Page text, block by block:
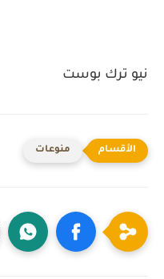
نيو ترك بوست
منوعات